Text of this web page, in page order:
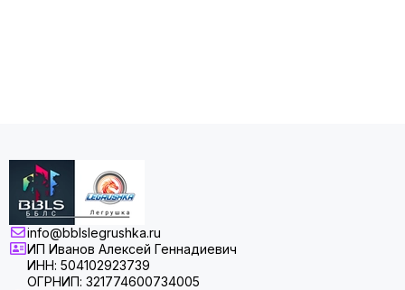
info@bblslegrushka.ru
ИП Иванов Алексей Геннадиевич
ИНН: 504102923739
ОГРНИП: 321774600734005